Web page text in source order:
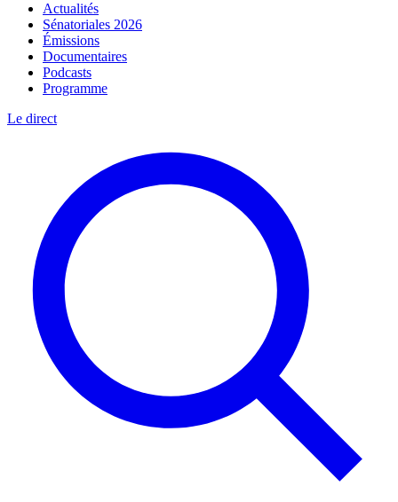
Actualités
Sénatoriales 2026
Émissions
Documentaires
Podcasts
Programme
Le direct